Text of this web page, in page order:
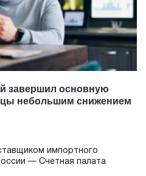
завершил основную
небольшим снижением